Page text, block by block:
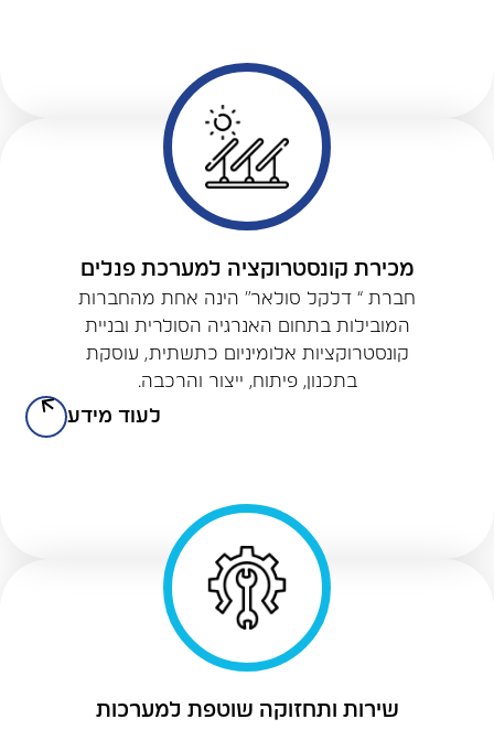
מכירת קונסטרוקציה למערכת פנלים
חברת “ דלקל סולאר” הינה אחת מהחברות
המובילות בתחום האנרגיה הסולרית ובניית
קונסטרוקציות אלומיניום כתשתית, עוסקת
בתכנון, פיתוח, ייצור והרכבה.
לעוד מידע
שירות ותחזוקה שוטפת למערכות